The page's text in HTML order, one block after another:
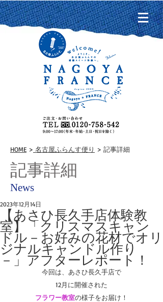
HOME > 名古屋ふらんす便り > 記事詳細
記事詳細
News
【あさひ長久手店体験教
室】「クリスマスキャン
ドル－お好みの花材でオリ
ジナルキャンドル作り
－」アフターレポート！
2023年12月14日
今回は、あさひ長久手店で
12月に開催された
フラワー教室の様子をお届け！